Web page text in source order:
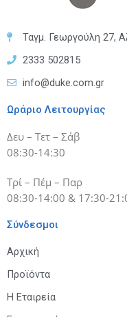
Ταγμ. Γεωργούλη 27,
2333 502815
info@duke.com.gr
Ωράριο Λειτουργίας
Δευ – Τετ – Σάβ
08:30-14:30
Τρί – Πέμ – Παρ
08:30-14:00 & 17:30-
Σύνδεσμοι
Αρχική
Προϊόντα
Η Εταιρεία